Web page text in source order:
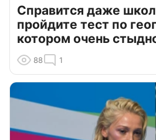
Справится даже
пройдите тест по
котором очень
88 1